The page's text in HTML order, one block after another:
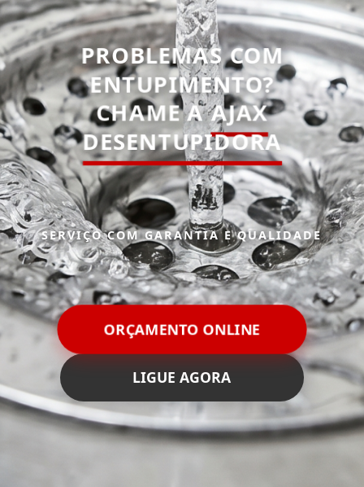
PROBLEMAS COM
ENTUPIMENTO?
CHAME AAJAX
DESENTUPIDORA
SERVIÇO COM GARANTIA E QUALIDADE
ORÇAMENTO ONLINE
LIGUE AGORA